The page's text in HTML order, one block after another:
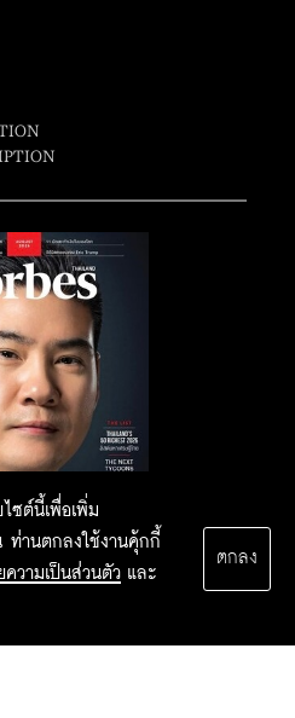
ซต์นี้เพื่อเพิ่ม
ท่านตกลงใช้งานคุ้กกี้
ความเป็นส่วนตัว และ
ตกลง
ALL RIGHTS RESERVED